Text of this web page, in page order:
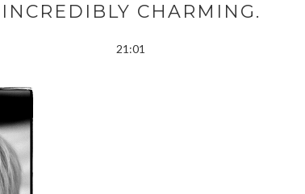
INCREDIBLY CHARMING.
21:01